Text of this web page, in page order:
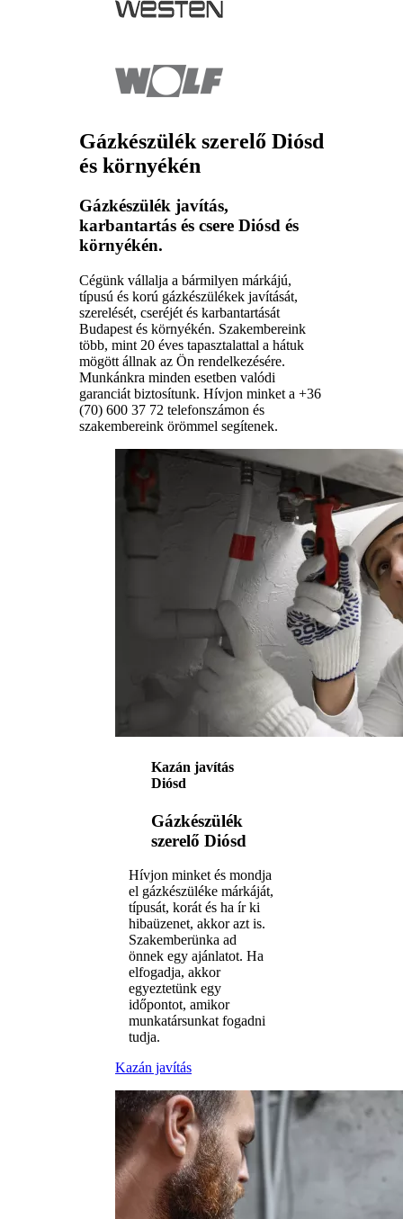
Gázkészülék szerelő Diósd
és környékén
Gázkészülék javítás,
karbantartás és csere Diósd és
környékén.
Cégünk vállalja a bármilyen márkájú,
típusú és korú gázkészülékek javítását,
szerelését, cseréjét és karbantartását
Budapest és környékén. Szakembereink
több, mint 20 éves tapasztalattal a hátuk
mögött állnak az Ön rendelkezésére.
Munkánkra minden esetben valódi
garanciát biztosítunk. Hívjon minket a +36
(70) 600 37 72 telefonszámon és
szakembereink örömmel segítenek.
Kazán javítás
Diósd
Gázkészülék
szerelő Diósd
Hívjon minket és mondja
el gázkészüléke márkáját,
típusát, korát és ha ír ki
hibaüzenet, akkor azt is.
Szakemberünka ad
önnek egy ajánlatot. Ha
elfogadja, akkor
egyeztetünk egy
időpontot, amikor
munkatársunkat fogadni
tudja.
Kazán javítás